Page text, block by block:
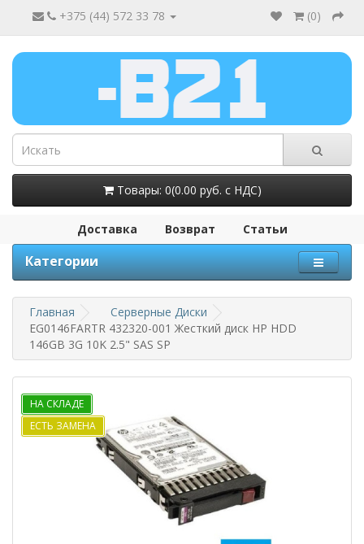
+375 (44) 572 33 78 (0)
Товары: 0(0.00 руб. с НДС)
Доставка Возврат Статьи
Категории
Главная
Серверные Диски
EG0146FARTR 432320-001 Жесткий диск HP HDD
146GB 3G 10K 2.5" SAS SP
НА СКЛАДЕ
ЕСТЬ ЗАМЕНА